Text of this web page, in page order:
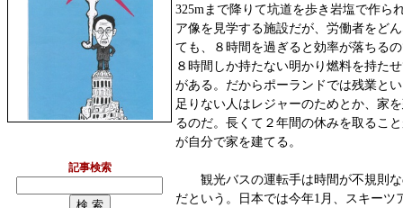
記事検索
325mまで降りて坑道を歩き岩塩で作ら
ア像を見学する施設だが、労働者をど
ても、８時間を過ぎると効率が落ちる
８時間しか持たない明かり燃料を持た
がある。だからポーランドでは残業と
足りない人はレジャーのためとか、家
るのだ。長くて２年間の休みを取るこ
が自分で家を建てる。
観光バスの運転手は時間が不規則な
だという。日本では今年1月、スキーツ